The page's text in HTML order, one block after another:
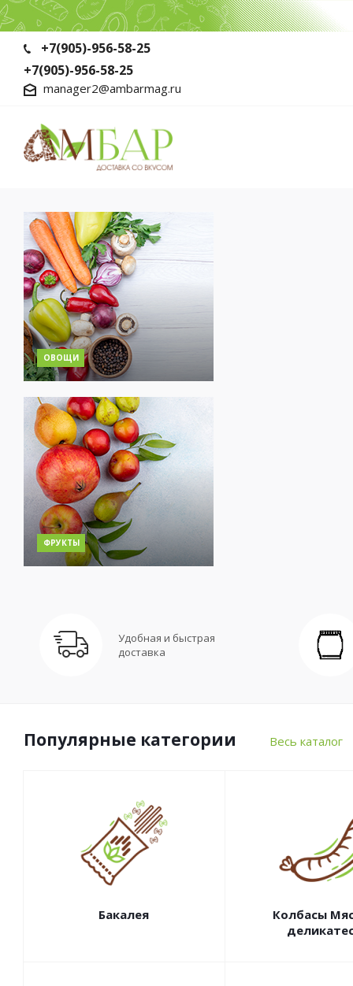
+7(905)-956-58-25
+7(905)-956-58-25
manager2@ambarmag.ru
ОВОЩИ
ФРУКТЫ
Удобная и быстрая
доставка
Популярные категории Весь каталог
Бакалея
Колбасы